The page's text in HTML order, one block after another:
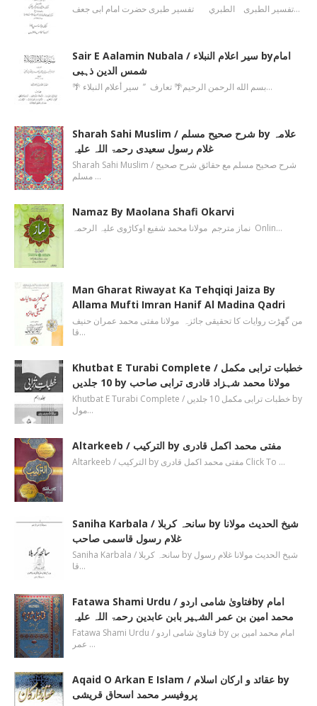
تفسیر الطبری الطبري تفسیر طبری حضرت امام ابی جعف…
Sair E Aalamin Nubala / سیر اعلام النبلاء byامام
شمس الدین ذہبی
🌴 بسم الله الرحمن الرحیم🌴 تعارف ’’ سیر أعلام النبلاء…
Sharah Sahi Muslim / شرح صحیح مسلم by علامہ
غلام رسول سعیدی رحمۃ اللہ علیہ
Sharah Sahi Muslim / شرح صحیح مسلم مع حقائق شرح صحیح
مسلم …
Namaz By Maolana Shafi Okarvi
نماز مترجم مولانا محمد شفیع اوکاڑوی علیہ الرحمہ Onlin…
Man Gharat Riwayat Ka Tehqiqi Jaiza By
Allama Mufti Imran Hanif Al Madina Qadri
من گھڑت روایات کا تحقیقی جائزہ مولانا مفتی محمد عمران حنیف
قا…
Khutbat E Turabi Complete / خطبات ترابی مکمل
10 جلدیں by مولانا محمد شہزاد قادری ترابی صاحب
Khutbat E Turabi Complete / خطبات ترابی مکمل 10 جلدیں by
مول…
Altarkeeb / الترکیب by مفتی محمد اکمل قادری
Altarkeeb / الترکیب by مفتی محمد اکمل قادری Click To …
Saniha Karbala / سانحہ کربلا by شیخ الحدیث مولانا
غلام رسول قاسمی صاحب
Saniha Karbala / سانحہ کربلا by شیخ الحدیث مولانا غلام رسول
قا…
Fatawa Shami Urdu / فتاویٰ شامی اردوby امام
محمد امین بن عمر الشہیر بابن عابدین رحمۃ اللہ علیہ
Fatawa Shami Urdu / فتاویٰ شامی اردو by امام محمد امین بن
عمر …
Aqaid O Arkan E Islam / عقائد و ارکان اسلام by
پروفیسر محمد اسحاق قریشی